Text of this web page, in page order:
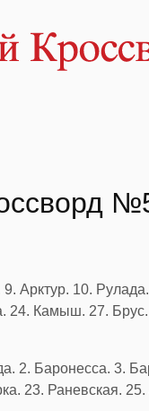
Арктур. 10.
24. Камыш. 27.
2. Баронесса. 3.
23. Раневская.